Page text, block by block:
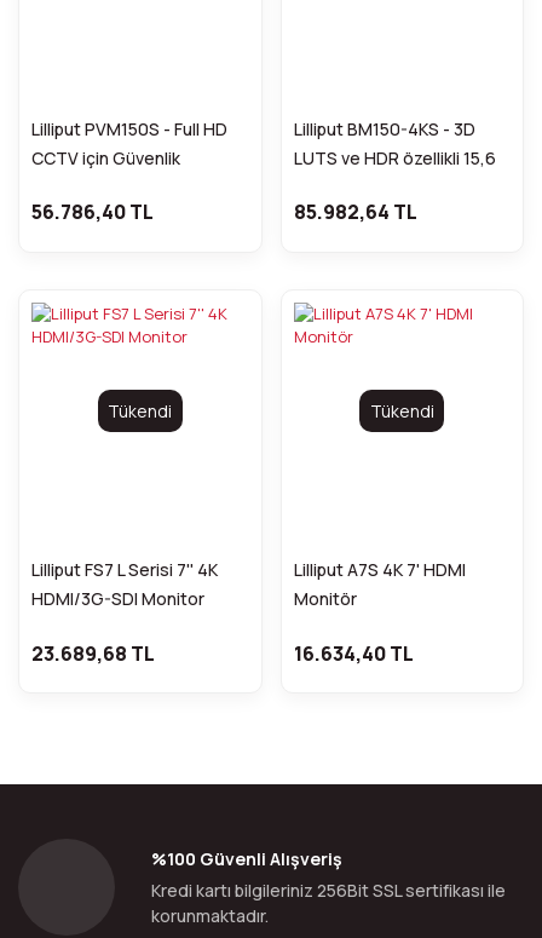
Lilliput PVM150S - Full HD
CCTV için Güvenlik
56.786,40 TL
Lilliput BM150-4KS - 3D
LUTS ve HDR özellikli 15,6
85.982,64 TL
Tükendi
Lilliput FS7 L Serisi 7'' 4K
HDMI/3G-SDI Monitor
23.689,68 TL
Tükendi
Lilliput A7S 4K 7' HDMI
Monitör
16.634,40 TL
%100 Güvenli Alışveriş
Kredi kartı bilgileriniz 256Bit SSL sertifikası ile
korunmaktadır.